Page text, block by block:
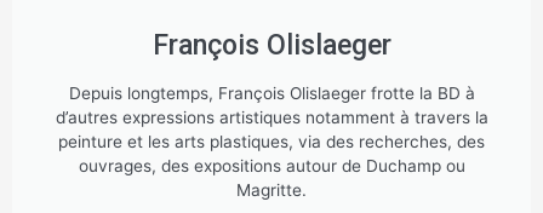
François Olislaeger
Depuis longtemps, François Olislaeger frotte la BD à
d’autres expressions artistiques notamment à travers la
peinture et les arts plastiques, via des recherches, des
ouvrages, des expositions autour de Duchamp ou
Magritte.